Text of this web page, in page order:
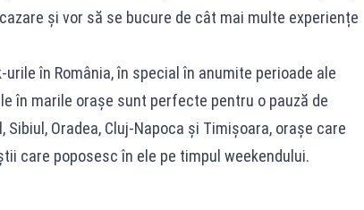
și vor să se bucure de cât mai multe experiențe
în România, în special în anumite perioade ale
în marile orașe sunt perfecte pentru o pauză de
Oradea, Cluj-Napoca și Timișoara, orașe care
care poposesc în ele pe timpul weekendului.